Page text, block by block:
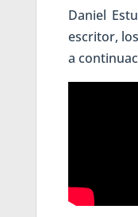
Daniel
escritor,
a